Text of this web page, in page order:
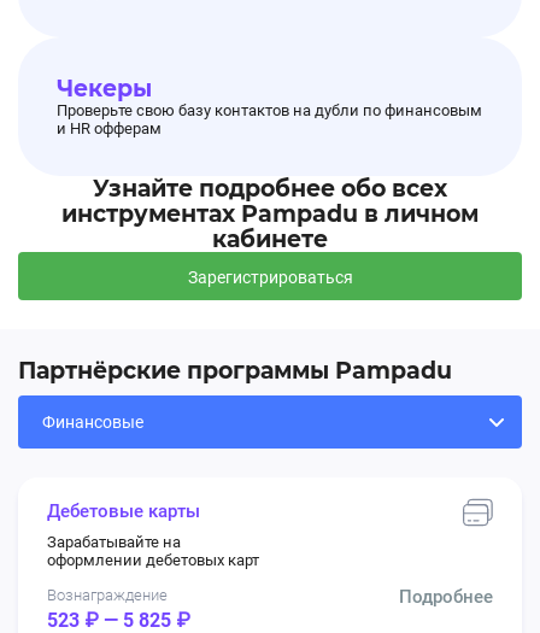
Чекеры
Проверьте свою базу контактов на дубли по финансовым
и HR офферам
Узнайте подробнее обо всех
инструментах Pampadu в личном
кабинете
Зарегистрироваться
Партнёрские программы Pampadu
Дебетовые карты
Зарабатывайте на
оформлении дебетовых карт
Вознаграждение
523 ₽ — 5 825 ₽
Подробнее